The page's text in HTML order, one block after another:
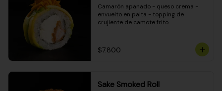
Camarón apanado - queso crema -
envuelto en palta - topping de
crujiente de camote frito
$7.800
Sake Smoked Roll